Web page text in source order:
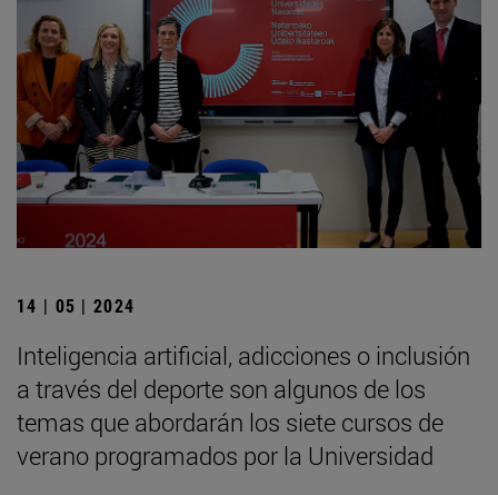
14 | 05 | 2024
Inteligencia artificial, adicciones o inclusión
a través del deporte son algunos de los
temas que abordarán los siete cursos de
verano programados por la Universidad